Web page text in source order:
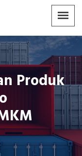
Produk